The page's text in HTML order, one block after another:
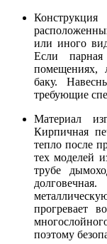
или иного
Если
помещениях,
баку.
требующие
Материал
Кирпичная
тепло после
тех моделей
трубе
прогревает
поэтому